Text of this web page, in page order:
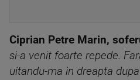
Ciprian Petre Marin,
si-a venit foarte repede.
uitandu-ma in dreapta